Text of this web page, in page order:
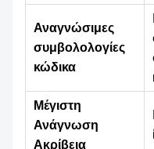
Αναγνώσιμες
συμβολολογίες
κώδικα
Μέγιστη
Ανάγνωση
Ακρίβεια